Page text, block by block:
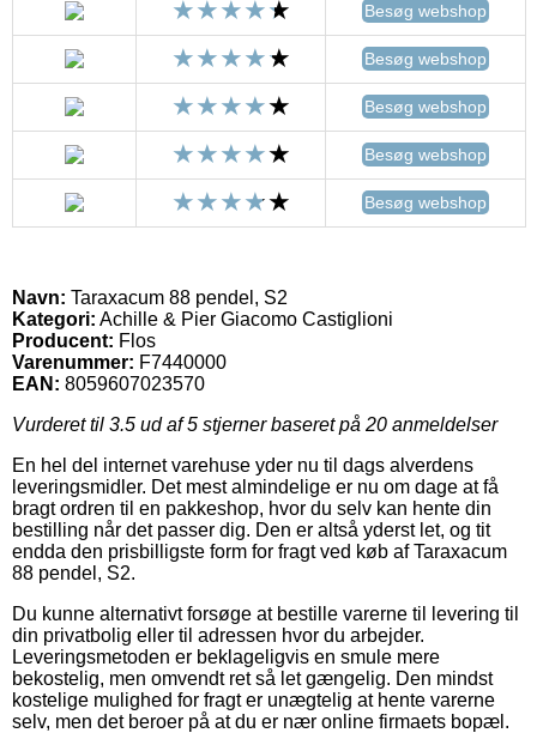
Besøg webshop
Besøg webshop
Besøg webshop
Besøg webshop
Besøg webshop
Navn: Taraxacum 88 pendel, S2
Kategori: Achille & Pier Giacomo Castiglioni
Producent: Flos
Varenummer: F7440000
EAN: 8059607023570
Vurderet til 3.5 ud af 5 stjerner baseret på 20 anmeldelser
En hel del internet varehuse yder nu til dags alverdens
leveringsmidler. Det mest almindelige er nu om dage at få
bragt ordren til en pakkeshop, hvor du selv kan hente din
bestilling når det passer dig. Den er altså yderst let, og tit
endda den prisbilligste form for fragt ved køb af Taraxacum
88 pendel, S2.
Du kunne alternativt forsøge at bestille varerne til levering til
din privatbolig eller til adressen hvor du arbejder.
Leveringsmetoden er beklageligvis en smule mere
bekostelig, men omvendt ret så let gængelig. Den mindst
kostelige mulighed for fragt er unægtelig at hente varerne
selv, men det beroer på at du er nær online firmaets bopæl.